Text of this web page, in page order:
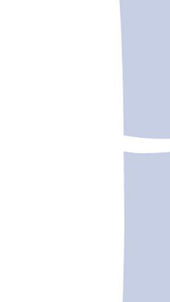
techniques